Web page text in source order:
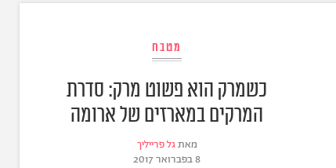
מטבח
כשמרק הוא פשוט מרק: סדרת
המרקים במארזים של ארומה
מאתגל פרייליך
8 בפברואר 2017